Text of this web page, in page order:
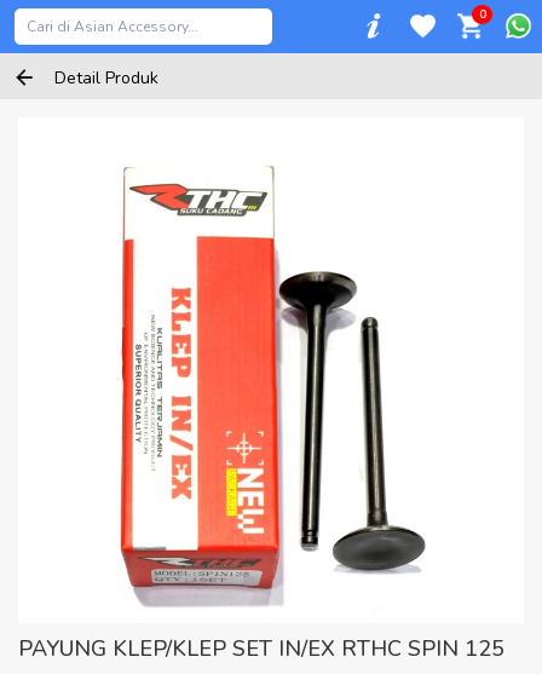
0
Detail Produk
PAYUNG KLEP/KLEP SET IN/EX RTHC SPIN 125